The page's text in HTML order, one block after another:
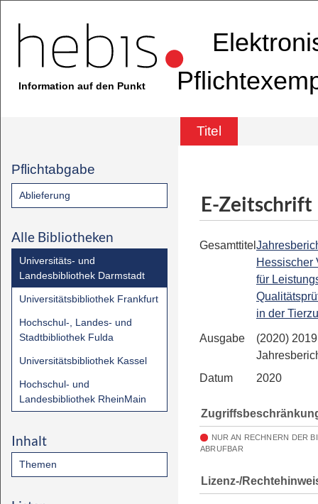
Information auf den Punkt
Titel
Pflichtabgabe
Ablieferung
Alle Bibliotheken
Universitäts- und
Landesbibliothek Darmstadt
Universitätsbibliothek Frankfurt
Hochschul-, Landes- und
Stadtbibliothek Fulda
Universitätsbibliothek Kassel
Hochschul- und
Landesbibliothek RheinMain
Inhalt
Themen
E-Zeitschrift
Gesamttitel
Hessischer
für
in der
Ausgabe
(2020)
Datum
2020
NUR AN RECHNERN DER
ABRUFBAR
Lizenz-/